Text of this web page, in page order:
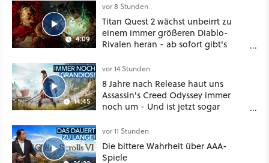
4:09
vor 8 Stunden
Titan Quest 2 wächst unbeirrt zu
einem immer größeren Diablo-
Rivalen heran - ab sofort gibt's
Klasse
14:45
vor 14 Stunden
8 Jahre nach Release haut uns
Assassin's Creed Odyssey immer
noch um - Und ist jetzt sogar
vor 11 Stunden
Die bittere Wahrheit über AAA-
Spiele